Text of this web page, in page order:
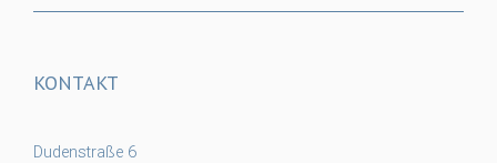
KONTAKT
Dudenstraße 6